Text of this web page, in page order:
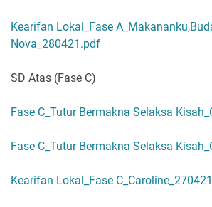
Kearifan Lokal_Fase
Nova_280421.pdf
SD Atas (Fase C)
Fase C_Tutur Bermakna Selaksa
Fase C_Tutur Bermakna Selaksa
Kearifan Lokal_Fase